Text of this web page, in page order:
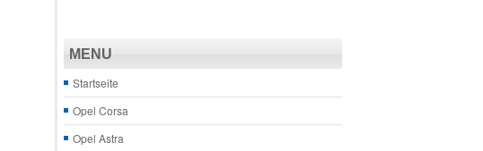
MENU
Startseite
Opel Corsa
Opel Astra